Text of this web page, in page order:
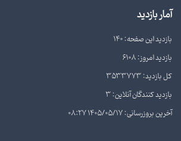
آمار بازدید
بازدید این صفحه: 140
بازدید امروز: 6108
کل بازدید: 3533773
بازدید کنندگان آنلاین: 3
آخرین بروزرسانی: 1405/05/17 08:27